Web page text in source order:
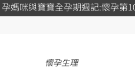
孕媽咪與寶寶全孕期週記:懷孕第
懷孕生理